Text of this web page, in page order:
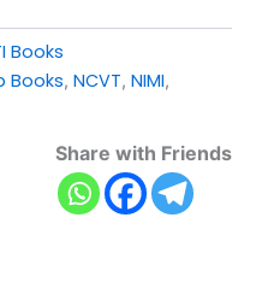
Books
Books, NCVT, NIMI,
Share with Friends